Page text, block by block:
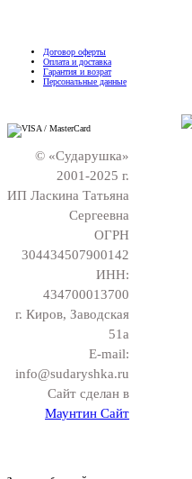
Договор оферты
Оплата и доставка
Гарантия и возрат
Персональные данные
© «Сударушка»
2001-2025 г.
ИП Ласкина Татьяна
Сергеевна
ОГРН
304434507900142
ИНН:
434700013700
г. Киров, Заводская
51а
E-mail:
info@sudaryshka.ru
Сайт сделан в
Маунтин Сайт